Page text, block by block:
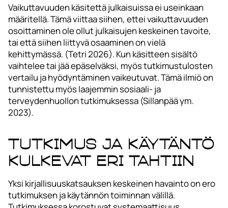
Vaikuttavuuden käsitettä julkaisuissa ei useinkaan
määritellä. Tämä viittaa siihen, ettei vaikuttavuuden
osoittaminen ole ollut julkaisujen keskeinen tavoite,
tai että siihen liittyvä osaaminen on vielä
kehittymässä. (Tetri 2026). Kun käsitteen sisältö
vaihtelee tai jää epäselväksi, myös tutkimustulosten
vertailu ja hyödyntäminen vaikeutuvat. Tämä ilmiö on
tunnistettu myös laajemmin sosiaali- ja
terveydenhuollon tutkimuksessa (Sillanpää ym.
2023).
Tutkimus ja käytäntö
kulkevat eri tahtiin
Yksi kirjallisuuskatsauksen keskeinen havainto on ero
tutkimuksen ja käytännön toiminnan välillä.